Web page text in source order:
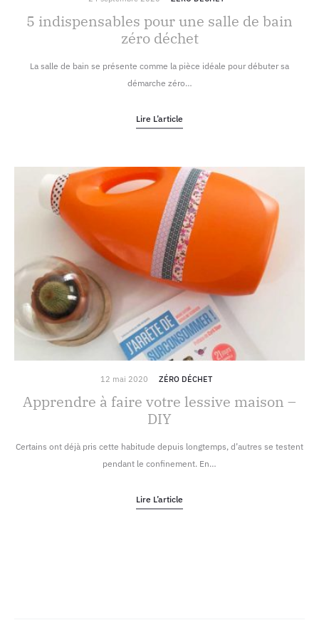
5 indispensables pour une salle de bain
zéro déchet
La salle de bain se présente comme la pièce idéale pour débuter sa
démarche zéro…
Lire L’article
12 mai 2020 ZÉRO DÉCHET
Apprendre à faire votre lessive maison –
DIY
Certains ont déjà pris cette habitude depuis longtemps, d’autres se testent
pendant le confinement. En…
Lire L’article